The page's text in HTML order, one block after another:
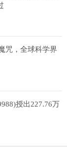
咒，全球科学界
授出227.76万